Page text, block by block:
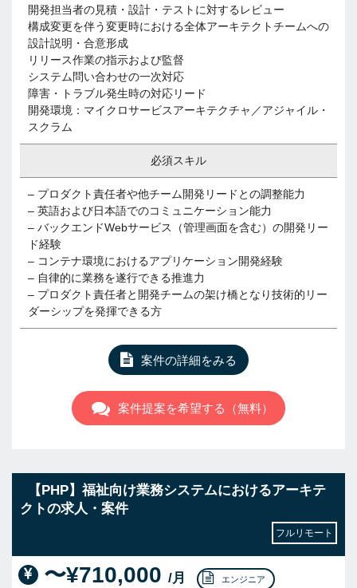
開発担当者の見積・設計・テストに対するレビュー
構成変更を伴う変更時における全体アーキテクトチームへの
設計説明・合意形成
リリース作業の指示および監督
システム問い合わせの一次対応
障害・トラブル発生時の対応リード
開発環境：マイクロサービスアーキテクチャ／アジャイル・
スクラム
必須スキル
– プロダクト責任者や他チーム開発リードとの調整能力
– 英語および日本語でのコミュニケーション能力
– バックエンドWebサービス（管理画面を含む）の開発リー
ド経験
– コンテナ環境におけるアプリケーション開発経験
– 自律的に業務を遂行できる推進力
– プロダクト責任者と開発チームの架け橋となり技術的リー
ダーシップを発揮できる方
案件の詳細をみる
案件提案を希望する（無料）
【PHP】福祉向け業務システムにおけるアーキテ
クトの求人・案件
フルリモート
〜¥710,000 /月 エンジニア